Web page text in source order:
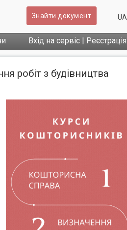
Знайти документ UA
Вхід на сервіс | Реєстрація
робіт з будівництва